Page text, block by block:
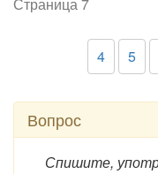
4 5
Вопрос
Спишите,